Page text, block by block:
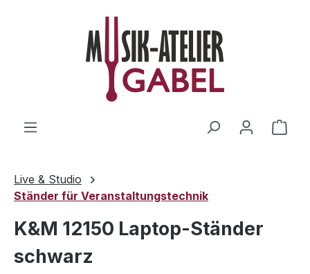
Zum Hauptinhalt springen
Live & Studio
Ständer für Veranstaltungstechnik
K&M 12150 Laptop-Ständer
schwarz